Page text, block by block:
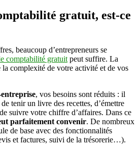
gratuit, est-ce
beaucoup d’entrepreneurs se
comptabilité gratuitpeut suffire. La
la complexité de votre activité et de vos
, vos besoins sont réduits : il
tenir un livre des recettes, d’émettre
suivre votre chiffre d’affaires. Dans ce
parfaitement convenir. De nombreux
de base avec des fonctionnalités
et factures, suivi de la trésorerie…).